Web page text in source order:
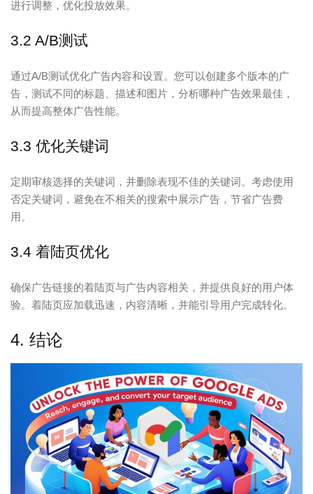
进行调整，优化投放效果。
3.2 A/B测试
通过A/B测试优化广告内容和设置。您可以创建多个版本的广
告，测试不同的标题、描述和图片，分析哪种广告效果最佳，
从而提高整体广告性能。
3.3 优化关键词
定期审核选择的关键词，并删除表现不佳的关键词。考虑使用
否定关键词，避免在不相关的搜索中展示广告，节省广告费
用。
3.4 着陆页优化
确保广告链接的着陆页与广告内容相关，并提供良好的用户体
验。着陆页应加载迅速，内容清晰，并能引导用户完成转化。
4. 结论